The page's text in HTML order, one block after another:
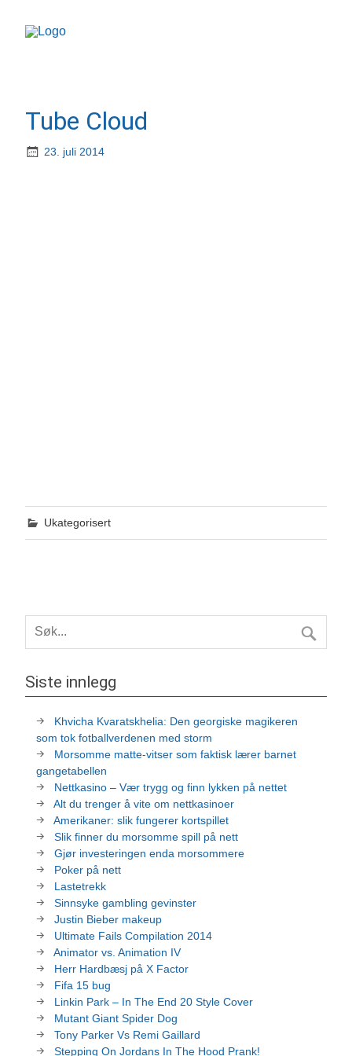
Tube Cloud
23. juli 2014
Ukategorisert
Siste innlegg
Khvicha Kvaratskhelia: Den georgiske magikeren
som tok fotballverdenen med storm
Morsomme matte-vitser som faktisk lærer barnet
gangetabellen
Nettkasino – Vær trygg og finn lykken på nettet
Alt du trenger å vite om nettkasinoer
Amerikaner: slik fungerer kortspillet
Slik finner du morsomme spill på nett
Gjør investeringen enda morsommere
Poker på nett
Lastetrekk
Sinnsyke gambling gevinster
Justin Bieber makeup
Ultimate Fails Compilation 2014
Animator vs. Animation IV
Herr Hardbæsj på X Factor
Fifa 15 bug
Linkin Park – In The End 20 Style Cover
Mutant Giant Spider Dog
Tony Parker Vs Remi Gaillard
Stepping On Jordans In The Hood Prank!